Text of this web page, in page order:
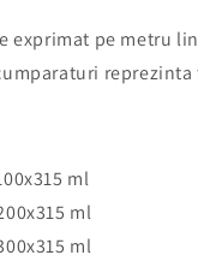
exprimat pe metru
ml
ml
ml